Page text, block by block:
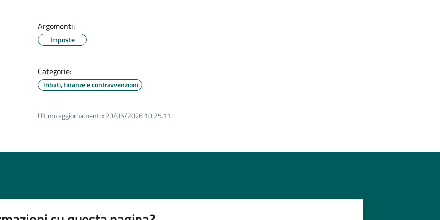
Argomenti:
Imposte
Categorie:
Tributi, finanze e contravvenzioni
Ultimo aggiornamento: 20/05/2026 10:25.11